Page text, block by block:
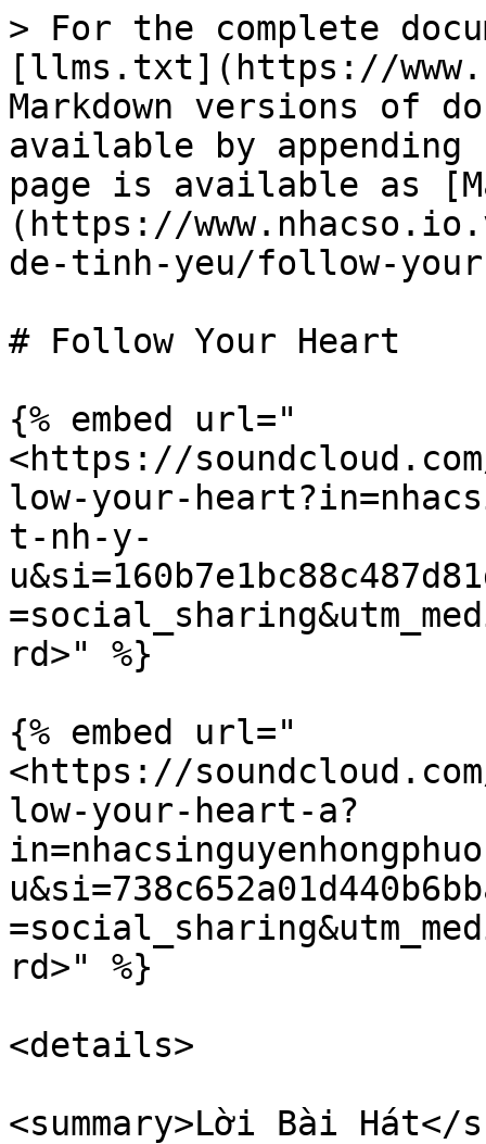
> For the complete
[llms.txt](https://
Markdown versions of
available by
page is available as
(https://
de-tinh-yeu/follow-
# Follow Your Heart
{% embed url="
<https://
low-your-
t-nh-y-
rd>" %}
{% embed url="
<https://
low-your-heart-a?
rd>" %}
<details>
<summary>Lời Bài Hát</